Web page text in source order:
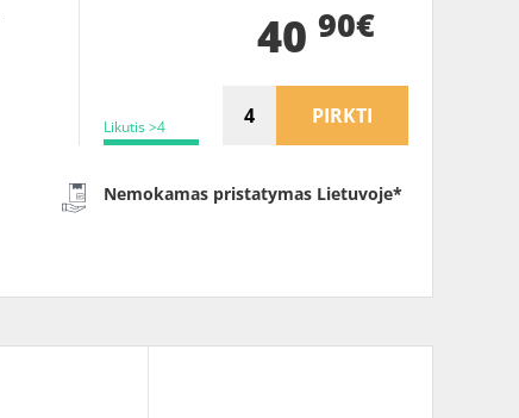
Likutis >4
40 90€
PIRKTI
Nemokamas pristatymas Lietuvoje*